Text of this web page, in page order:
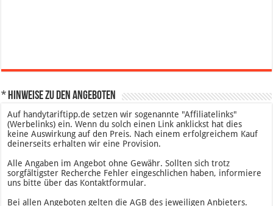
* Hinweise zu den Angeboten
Auf handytariftipp.de setzen wir sogenannte "Affiliatelinks"
(Werbelinks) ein. Wenn du solch einen Link anklickst hat dies
keine Auswirkung auf den Preis. Nach einem erfolgreichem Kauf
deinerseits erhalten wir eine Provision.
Alle Angaben im Angebot ohne Gewähr. Sollten sich trotz
sorgfältigster Recherche Fehler eingeschlichen haben, informiere
uns bitte über das Kontaktformular.
Bei allen Angeboten gelten die AGB des jeweiligen Anbieters.